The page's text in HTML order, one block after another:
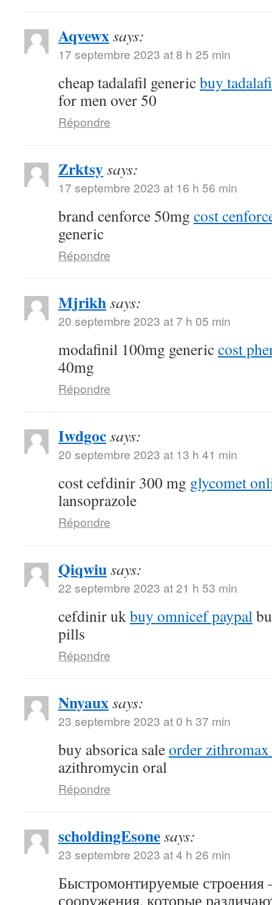
Aqvewxsays:
17 septembre 2023 at 8 h 25 min
cheap tadalafil genericbuy
for men over 50
Répondre
Zrktsysays:
17 septembre 2023 at 16 h 56 min
brand cenforce 50mg cost
generic
Répondre
Mjrikhsays:
20 septembre 2023 at 7 h 05 min
modafinil 100mg genericcost
40mg
Répondre
Iwdgocsays:
20 septembre 2023 at 13 h 41 min
cost cefdinir 300 mg glycomet
lansoprazole
Répondre
Qiqwiusays:
22 septembre 2023 at 21 h 53 min
cefdinir ukbuy omnicef paypal
pills
Répondre
Nnyauxsays:
23 septembre 2023 at 0 h 37 min
buy absorica saleorder
azithromycin oral
Répondre
scholdingEsonesays:
23 septembre 2023 at 4 h 26 min
Быстромонтируемые строения
сооружения, которые